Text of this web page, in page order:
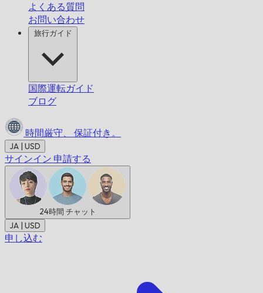
よくある質問
お問い合わせ
旅行ガイド
国際運転ガイド
ブログ
時間厳守、 保証付き。
JA | USD
サインイン 申請する
24時間 チャット
JA | USD
申し込む